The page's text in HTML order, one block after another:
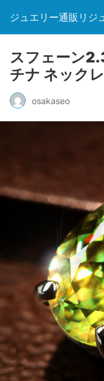
ジュエリー通販リジ
スフェーン
チナ ネック
osakaseo